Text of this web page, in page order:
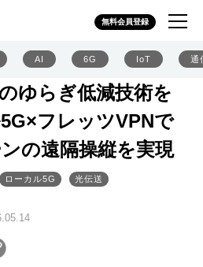
無料会員登録
AI 6G IoT 通
ゆらぎ低減技術を
フレッツVPNで
の遠隔操縦を実現
ローカル5G 光伝送